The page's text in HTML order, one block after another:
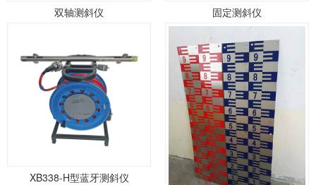
双轴测斜仪 固定测斜仪
XB338-H型蓝牙测斜仪